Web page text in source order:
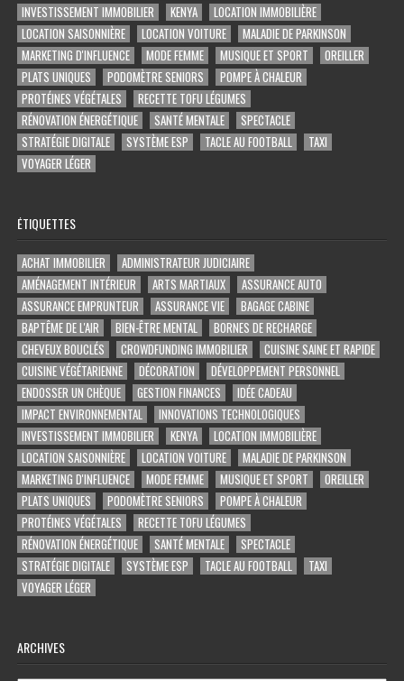
INVESTISSEMENT IMMOBILIER
KENYA
LOCATION IMMOBILIÈRE
LOCATION SAISONNIÈRE
LOCATION VOITURE
MALADIE DE PARKINSON
MARKETING D'INFLUENCE
MODE FEMME MUSIQUE ET SPORT
OREILLER
PLATS UNIQUES
PODOMÈTRE SENIORS
POMPE À CHALEUR
PROTÉINES VÉGÉTALES
RECETTE TOFU LÉGUMES
RÉNOVATION ÉNERGÉTIQUE
SANTÉ MENTALE
SPECTACLE
STRATÉGIE DIGITALE
SYSTÈME ESP TACLE AU FOOTBALL
TAXI
VOYAGER LÉGER
ÉTIQUETTES
ACHAT IMMOBILIER
ADMINISTRATEUR JUDICIAIRE
AMÉNAGEMENT INTÉRIEUR
ARTS MARTIAUX
ASSURANCE AUTO
ASSURANCE EMPRUNTEUR
ASSURANCE VIE
BAGAGE CABINE
BAPTÊME DE L'AIR
BIEN-ÊTRE MENTAL
BORNES DE RECHARGE
CHEVEUX BOUCLÉS
CROWDFUNDING IMMOBILIER
CUISINE SAINE ET RAPIDE
CUISINE VÉGÉTARIENNE
DÉCORATION
DÉVELOPPEMENT PERSONNEL
ENDOSSER UN CHÈQUE
GESTION FINANCES
IDÉE CADEAU
IMPACT ENVIRONNEMENTAL
INNOVATIONS TECHNOLOGIQUES
INVESTISSEMENT IMMOBILIER
KENYA
LOCATION IMMOBILIÈRE
LOCATION SAISONNIÈRE
LOCATION VOITURE
MALADIE DE PARKINSON
MARKETING D'INFLUENCE
MODE FEMME MUSIQUE ET SPORT
OREILLER
PLATS UNIQUES
PODOMÈTRE SENIORS
POMPE À CHALEUR
PROTÉINES VÉGÉTALES
RECETTE TOFU LÉGUMES
RÉNOVATION ÉNERGÉTIQUE
SANTÉ MENTALE
SPECTACLE
STRATÉGIE DIGITALE
SYSTÈME ESP TACLE AU FOOTBALL
TAXI
VOYAGER LÉGER
ARCHIVES